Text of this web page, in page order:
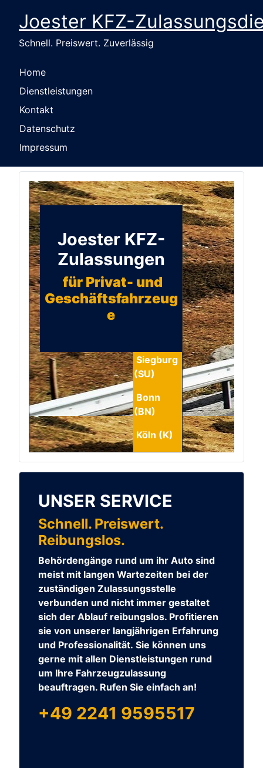
Joester KFZ-
Schnell. Preiswert. Zuverlässig
Home
Dienstleistungen
Kontakt
Datenschutz
Impressum
Joester KFZ-
Zulassungen
für Privat- und
Geschäftsfahrzeug
e
Siegburg
(SU)
Bonn
(BN)
Köln (K)
UNSER SERVICE
Schnell. Preiswert.
Reibungslos.
Behördengänge rund um ihr Auto sind
meist mit langen Wartezeiten bei der
zuständigen Zulassungsstelle
verbunden und nicht immer gestaltet
sich der Ablauf reibungslos. Profitieren
sie von unserer langjährigen Erfahrung
und Professionalität. Sie können uns
gerne mit allen Dienstleistungen rund
um Ihre Fahrzeugzulassung
beauftragen. Rufen Sie einfach an!
+49 2241 9595517